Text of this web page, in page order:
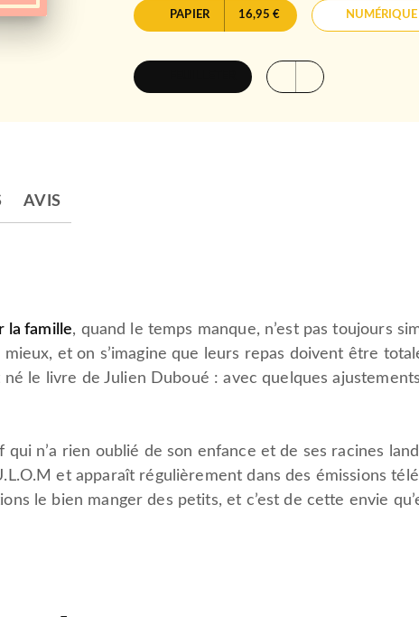
PAPIER 16,95 € NUMÉRIQUE
AVIS
la famille, quand le temps manque, n’est pas toujours
et on s’imagine que leurs repas doivent être
né le livre de Julien Duboué : avec quelques
qui n’a rien oublié de son enfance et de ses racines
et apparaît régulièrement dans des émissions
le bien manger des petits, et c’est de cette envie